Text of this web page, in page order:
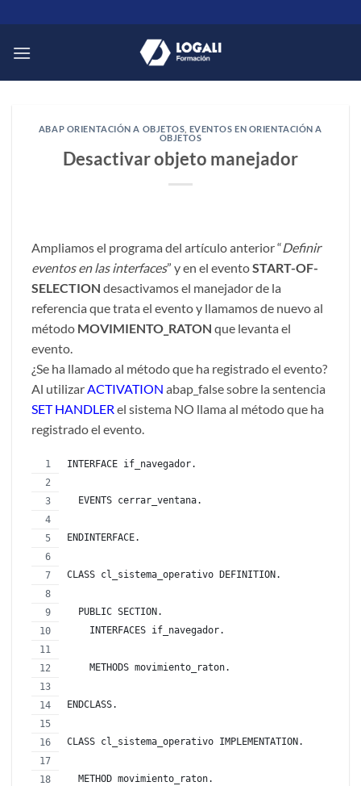
al
contenido
ABAP ORIENTACIÓN A OBJETOS EVENTOS EN ORIENTACIÓN A
OBJETOS
Desactivar objeto manejador
Ampliamos el programa del artículo anterior “Definir
eventos en las interfaces” y en el eventoSTART-OF-
SELECTION desactivamos el manejador de la
referencia que trata el evento y llamamos de nuevo al
método MOVIMIENTO_RATON que levanta el
evento.
¿Se ha llamado al método que ha registrado el evento?
Al utilizar ACTIVATION abap_false sobre la sentencia
SET HANDLER el sistema NO llama al método que ha
registrado el evento.
INTERFACE if_navegador.
  EVENTS cerrar_ventana.
ENDINTERFACE.
CLASS cl_sistema_operativo DEFINITION.
  PUBLIC SECTION.
    INTERFACES if_navegador.
    METHODS movimiento_raton.
ENDCLASS.
CLASS cl_sistema_operativo IMPLEMENTATION.
  METHOD movimiento_raton.